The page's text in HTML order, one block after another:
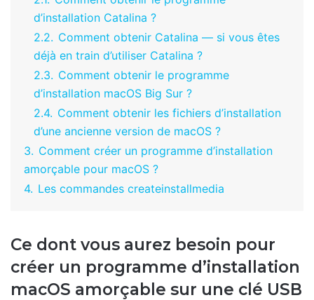
d’installation Catalina ?
2.2. Comment obtenir Catalina — si vous êtes
déjà en train d’utiliser Catalina ?
2.3. Comment obtenir le programme
d’installation macOS Big Sur ?
2.4. Comment obtenir les fichiers d’installation
d’une ancienne version de macOS ?
3. Comment créer un programme d’installation
amorçable pour macOS ?
4. Les commandes createinstallmedia
Ce dont vous aurez besoin pour
créer un programme d’installation
macOS amorçable sur une clé USB